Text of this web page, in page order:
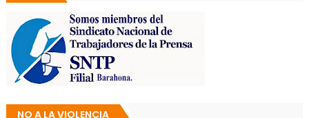
NO A LA VIOLENCIA